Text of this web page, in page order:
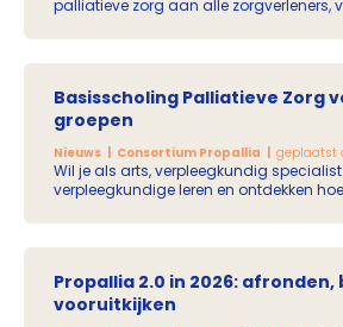
palliatieve zorg aan alle zorgverleners,
en lees meer over de Toekomst van de
Onderwijsknooppunten.
Basisscholing Palliatieve Zorg
groepen
Nieuws Consortium Propallia geplaatst
Wil je als arts, verpleegkundig
verpleegkundige leren en ontdekken
staan er mooie 3-daagse scholingen
onze regio.
Propallia 2.0 in 2026: afronden,
vooruitkijken